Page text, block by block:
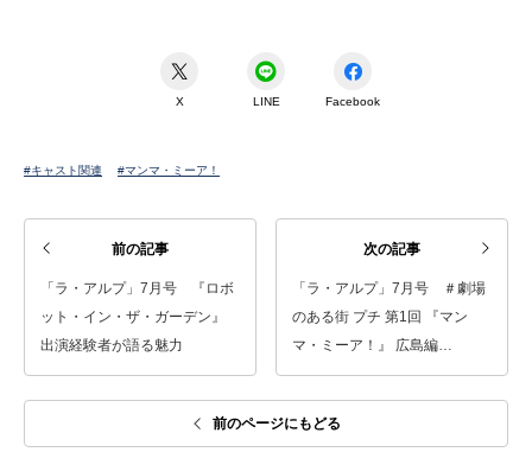
X LINE Facebook
#キャスト関連 #マンマ・ミーア！
前の記事
「ラ・アルプ」7月号 『ロボ
ット・イン・ザ・ガーデン』
出演経験者が語る魅力
次の記事
「ラ・アルプ」7月号 ＃劇場
のある街 プチ 第1回 『マン
マ・ミーア！』 広島編…
前のページにもどる